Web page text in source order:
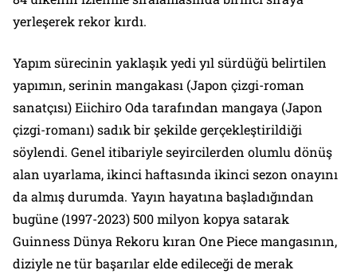
yerleşerek rekor kırdı.
Yapım sürecinin yaklaşık yedi yıl sürdüğü belirtilen
yapımın, serinin mangakası (Japon çizgi-roman
sanatçısı) Eiichiro Oda tarafından mangaya (Japon
çizgi-romanı) sadık bir şekilde gerçekleştirildiği
söylendi. Genel itibariyle seyircilerden olumlu dönüş
alan uyarlama, ikinci haftasında ikinci sezon onayını
da almış durumda. Yayın hayatına başladığından
bugüne (1997-2023) 500 milyon kopya satarak
Guinness Dünya Rekoru kıran One Piece mangasının,
diziyle ne tür başarılar elde edileceği de merak